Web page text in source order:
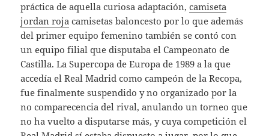
práctica de aquella curiosa adaptación,camiseta
jordan roja camisetas baloncesto por lo que además
del primer equipo femenino también se contó con
un equipo filial que disputaba el Campeonato de
Castilla. La Supercopa de Europa de 1989 a la que
accedía el Real Madrid como campeón de la Recopa,
fue finalmente suspendido y no organizado por la
no comparecencia del rival, anulando un torneo que
no ha vuelto a disputarse más, y cuya competición el